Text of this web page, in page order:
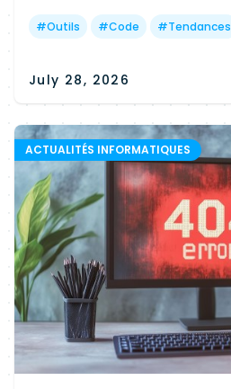
votre profil.
#Outils #Code #Tendances
July 28, 2026
ACTUALITÉS INFORMATIQUES